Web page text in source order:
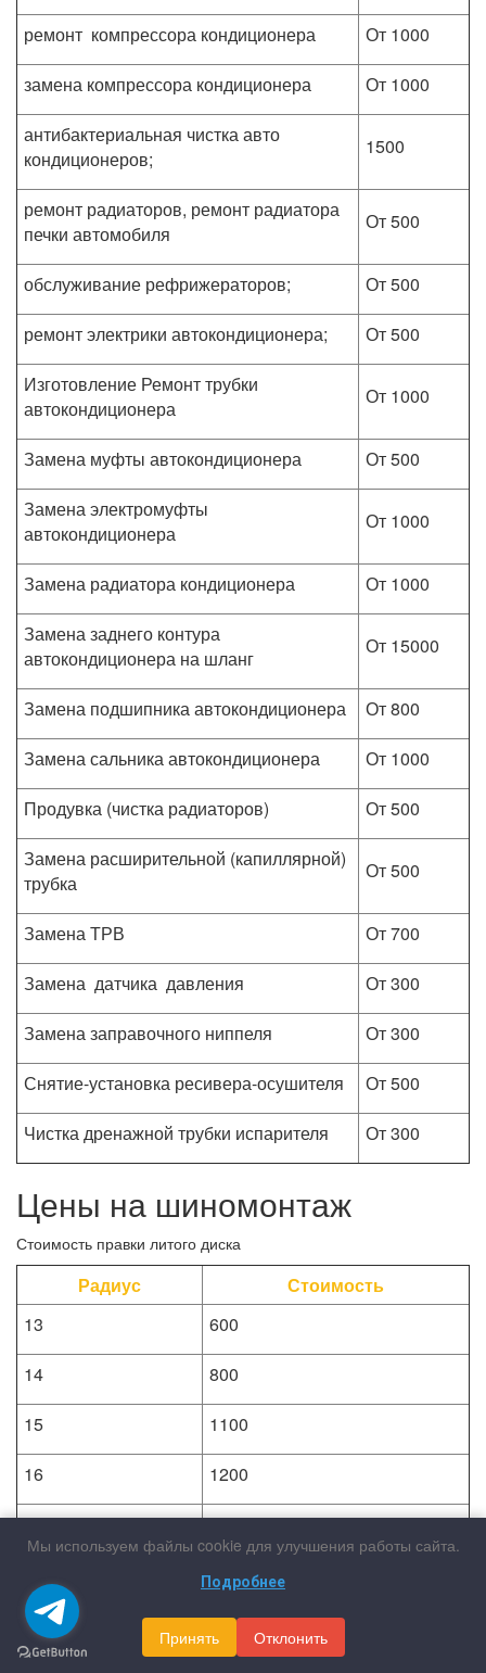
ремонт компрессора кондиционера
От 1000
замена компрессора кондиционера
От 1000
антибактериальная чистка авто
кондиционеров;
1500
ремонт радиаторов, ремонт радиатора
печки автомобиля
От 500
обслуживание рефрижераторов;
От 500
ремонт электрики автокондиционера;
От 500
Изготовление Ремонт трубки
автокондиционера
От 1000
Замена муфты автокондиционера
От 500
Замена электромуфты
автокондиционера
От 1000
Замена радиатора кондиционера
От 1000
Замена заднего контура
автокондиционера на шланг
От 15000
Замена подшипника автокондиционера
От 800
Замена сальника автокондиционера
От 1000
Продувка (чистка радиаторов)
От 500
Замена расширительной (капиллярной)
трубка
От 500
Замена ТРВ
От 700
Замена датчика давления
От 300
Замена заправочного ниппеля
От 300
Снятие-установка ресивера-осушителя
От 500
Чистка дренажной трубки испарителя
От 300
Цены на шиномонтаж
Стоимость правки литого диска
Радиус
Стоимость
13
600
14
800
15
1100
16
1200
17
1400
1900
19
2200
Мы используем файлы cookie для улучшения работы сайта.
Подробнее
Принять Отклонить